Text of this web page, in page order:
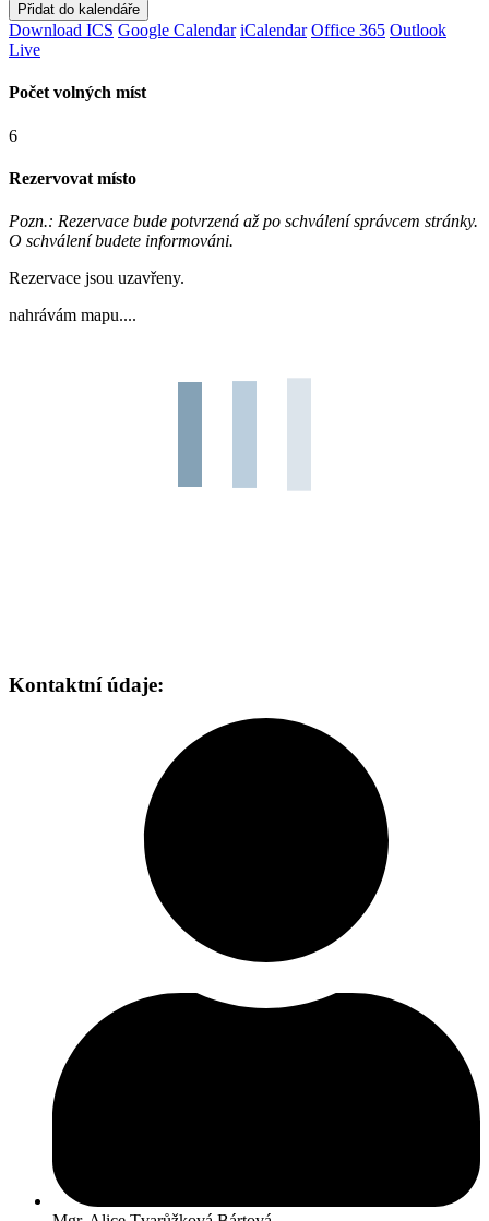
Přidat do kalendáře
Download ICS Google Calendar iCalendar Office 365 Outlook
Live
Počet volných míst
6
Rezervovat místo
Pozn.: Rezervace bude potvrzená až po schválení správcem stránky.
O schválení budete informováni.
Rezervace jsou uzavřeny.
nahrávám mapu....
Kontaktní údaje: